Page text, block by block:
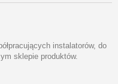
instalatorów, do
sklepie produktów.